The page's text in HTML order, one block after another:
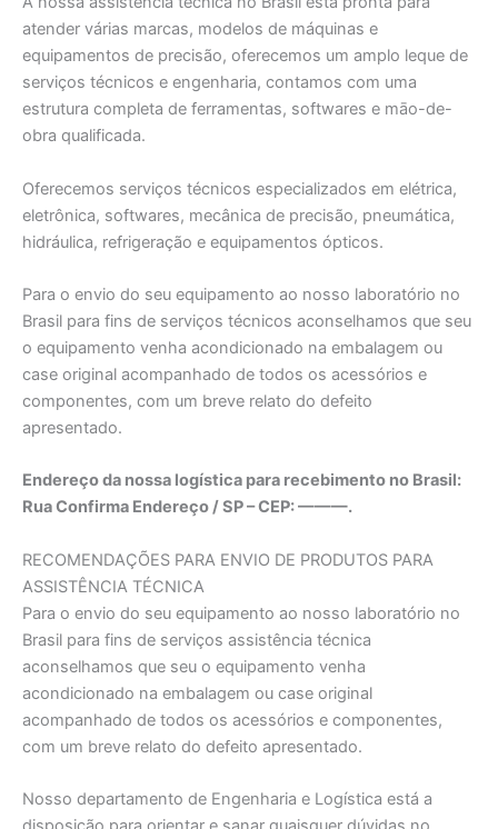
atender várias marcas, modelos de máquinas e
equipamentos de precisão, oferecemos um amplo leque de
serviços técnicos e engenharia, contamos com uma
estrutura completa de ferramentas, softwares e māo-de-
obra qualificada.
Oferecemos serviços técnicos especializados em elétrica,
eletrônica, softwares, mecânica de precisão, pneumática,
hidráulica, refrigeração e equipamentos ópticos.
Para o envio do seu equipamento ao nosso laboratório no
Brasil para fins de serviços técnicos aconselhamos que seu
o equipamento venha acondicionado na embalagem ou
case original acompanhado de todos os acessórios e
componentes, com um breve relato do defeito
apresentado.
Endereço da nossa logística para recebimento no Brasil:
Rua Confirma Endereço / SP – CEP: ———.
RECOMENDAÇÕES PARA ENVIO DE PRODUTOS PARA
ASSISTÊNCIA TÉCNICA
Para o envio do seu equipamento ao nosso laboratório no
Brasil para fins de serviços assistência técnica
aconselhamos que seu o equipamento venha
acondicionado na embalagem ou case original
acompanhado de todos os acessórios e componentes,
com um breve relato do defeito apresentado.
Nosso departamento de Engenharia e Logística está a